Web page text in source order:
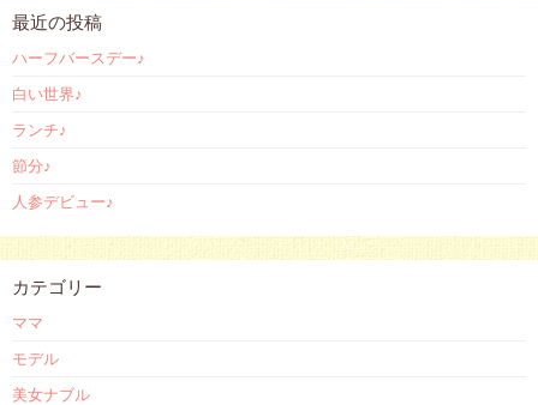
最近の投稿
ハーフバースデー♪
白い世界♪
ランチ♪
節分♪
人参デビュー♪
カテゴリー
ママ
モデル
美女ナブル